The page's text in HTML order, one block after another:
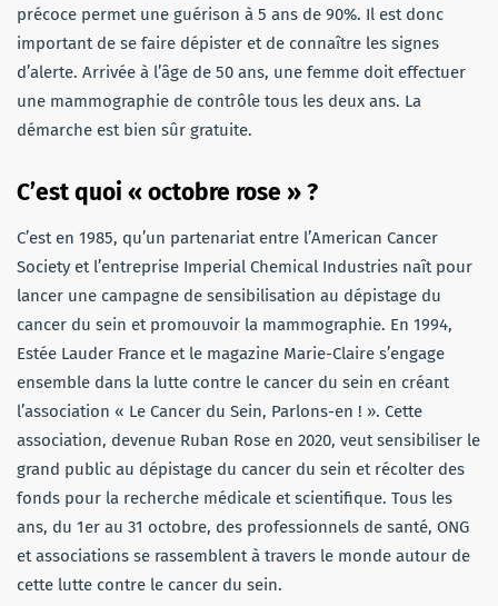
précoce permet une guérison à 5 ans de 90%. Il est donc
important de se faire dépister et de connaître les signes
d’alerte. Arrivée à l’âge de 50 ans, une femme doit effectuer
une mammographie de contrôle tous les deux ans. La
démarche est bien sûr gratuite.
C’est quoi « octobre rose » ?
C’est en 1985, qu’un partenariat entre l’American Cancer
Society et l’entreprise Imperial Chemical Industries naît pour
lancer une campagne de sensibilisation au dépistage du
cancer du sein et promouvoir la mammographie. En 1994,
Estée Lauder France et le magazine Marie-Claire s’engage
ensemble dans la lutte contre le cancer du sein en créant
l’association « Le Cancer du Sein, Parlons-en ! ». Cette
association, devenue Ruban Rose en 2020, veut sensibiliser le
grand public au dépistage du cancer du sein et récolter des
fonds pour la recherche médicale et scientifique. Tous les
ans, du 1er au 31 octobre, des professionnels de santé, ONG
et associations se rassemblent à travers le monde autour de
cette lutte contre le cancer du sein.